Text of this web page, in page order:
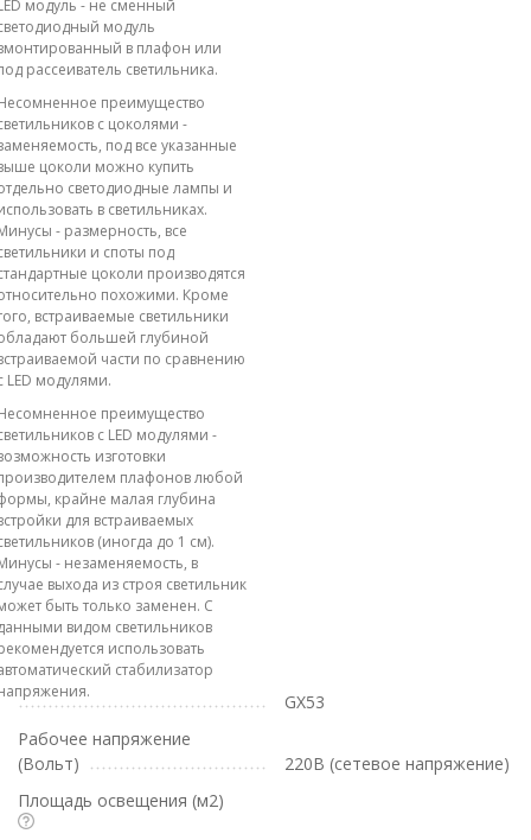
модуль - не сменный
модуль
в плафон или
рассеиватель светильника.
преимущество
с цоколями -
под все указанные
цоколи можно купить
светодиодные лампы и
в светильниках.
- размерность, все
и споты под
цоколи производятся
похожими. Кроме
встраиваемые светильники
большей глубиной
части по сравнению
LED модулями.
преимущество
с LED модулями -
изготовки
плафонов любой
крайне малая глубина
для встраиваемых
(иногда до 1 см).
- незаменяемость, в
выхода из строя светильник
быть только заменен. С
видом светильников
использовать
стабилизатор
GX53
Рабочее напряжение
(Вольт)
220В (сетевое напряжение)
Площадь освещения (м2)